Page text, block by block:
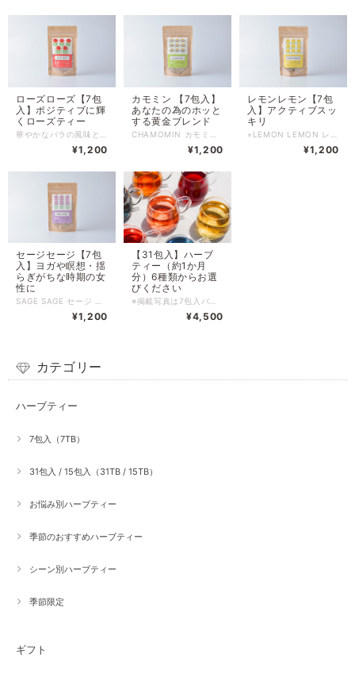
ローズローズ【7包
入】ポジティブに輝
くローズティー
¥1,200
カモミン 【7包入】
あなたの為のホッと
する黄金ブレンド
¥1,200
レモンレモン【7包
入】アクティブスッ
キリ
¥1,200
セージセージ【7包
入】ヨガや瞑想・揺
らぎがちな時期の女
性に
¥1,200
【31包入】ハーブ
ティー（約1か月
分）6種類からお選
びください
¥4,500
カテゴリー
ハーブティー
7包入（7TB）
31包入 / 15包入（31TB / 15TB）
お悩み別ハーブティー
季節のおすすめハーブティー
シーン別ハーブティー
季節限定
ギフト